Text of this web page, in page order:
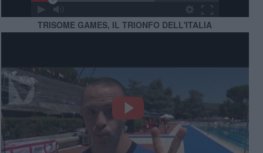
TRISOME GAMES, IL TRIONFO DELL'ITALIA